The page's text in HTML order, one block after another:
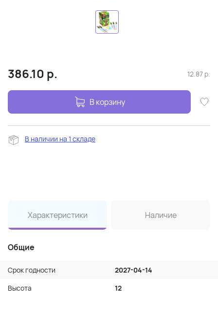
386.10 р. 12.87 р.
В корзину
В наличии на 1 складе
Характеристики Наличие
Общие
Срок годности
2027-04-14
Высота
12